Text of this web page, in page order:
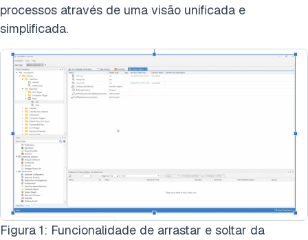
processos através de uma visão unificada e
simplificada.
Figura 1: Funcionalidade de arrastar e soltar da